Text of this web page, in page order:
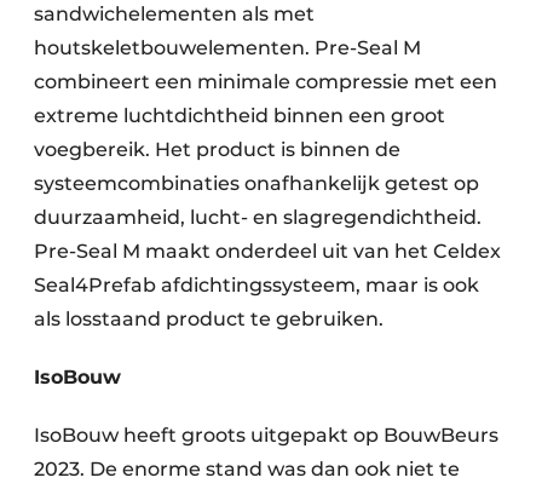
sandwichelementen als met
houtskeletbouwelementen. Pre-Seal M
combineert een minimale compressie met een
extreme luchtdichtheid binnen een groot
voegbereik. Het product is binnen de
systeemcombinaties onafhankelijk getest op
duurzaamheid, lucht- en slagregendichtheid.
Pre-Seal M maakt onderdeel uit van het Celdex
Seal4Prefab afdichtingssysteem, maar is ook
als losstaand product te gebruiken.
IsoBouw
IsoBouw heeft groots uitgepakt op BouwBeurs
2023. De enorme stand was dan ook niet te